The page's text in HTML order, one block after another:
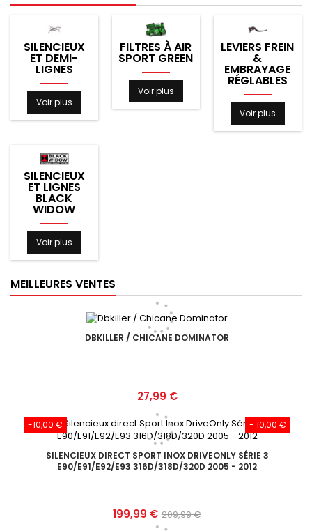
SILENCIEUX
ET DEMI-
LIGNES
Voir plus
FILTRES À AIR
SPORT GREEN
Voir plus
LEVIERS FREIN
&
EMBRAYAGE
RÉGLABLES
Voir plus
SILENCIEUX
ET LIGNES
BLACK
WIDOW
Voir plus
MEILLEURES VENTES
DBKILLER / CHICANE DOMINATOR
Prix
27,99 €
- 10,00 €
-10,00 €
SILENCIEUX DIRECT SPORT INOX DRIVEONLY SÉRIE 3
E90/E91/E92/E93 316D/318D/320D 2005 - 2012
Prix
199,99 € Prix
209,99 €